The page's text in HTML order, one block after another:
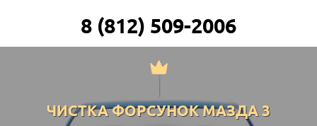
8 (812) 509-2006
ЧИСТКА ФОРСУНОК МАЗДА 3